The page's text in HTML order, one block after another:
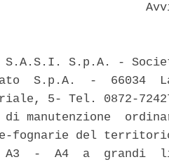
S.A.S.I. S.p.A. -
S.p.A.  -  66034
5- Tel. 0872-
di manutenzione
fognarie del territorio
A3  -  A4  a  grandi